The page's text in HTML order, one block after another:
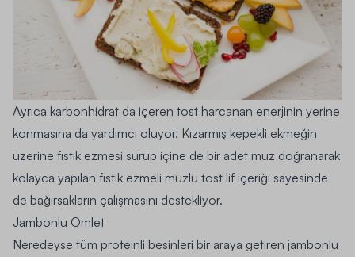
Ayrıca karbonhidrat da içeren tost harcanan enerjinin yerine
konmasına da yardımcı oluyor. Kızarmış kepekli ekmeğin
üzerine fıstık ezmesi sürüp içine de bir adet muz doğranarak
kolayca yapılan fıstık ezmeli muzlu tost lif içeriği sayesinde
de bağırsakların çalışmasını destekliyor.
Jambonlu Omlet
Neredeyse tüm proteinli besinleri bir araya getiren jambonlu